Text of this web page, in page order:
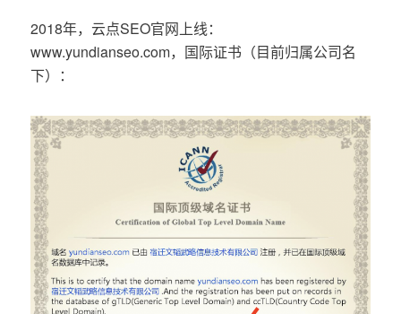
2018年，云点SEO官网上线：
www.yundianseo.com，国际证书（目前归属公司名
下）：